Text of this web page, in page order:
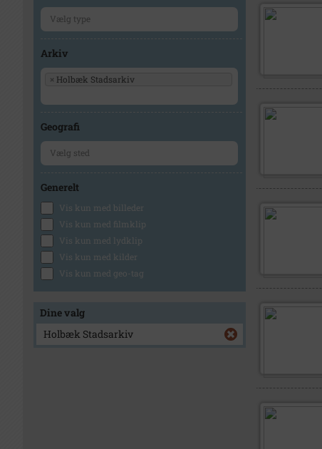
Arkiv
× Holbæk Stadsarkiv
Geografi
Generelt
Vis kun med billeder
Vis kun med filmklip
Vis kun med lydklip
Vis kun med kilder
Vis kun med geo-tag
Dine valg
Holbæk Stadsarkiv